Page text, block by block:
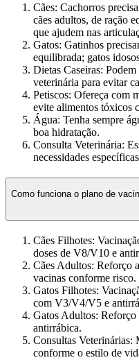
Cães: Cachorros
cães adultos, de ração
que ajudem nas
Gatos: Gatinhos
equilibrada; gatos
Dietas Caseiras:
veterinária para evitar
Petiscos: Ofereça com
evite alimentos tóxicos
Água: Tenha sempre
boa hidratação.
Consulta Veterinária:
necessidades
Como funciona o plano de
Cães Filhotes:
doses de V8/V10 e
Cães Adultos: Reforço
vacinas conforme risco.
Gatos Filhotes:
com V3/V4/V5 e
Gatos Adultos: Reforço
antirrábica.
Consultas Veterinárias:
conforme o estilo de